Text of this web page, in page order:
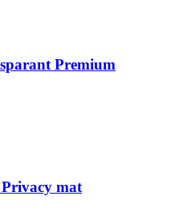
Premium
mat